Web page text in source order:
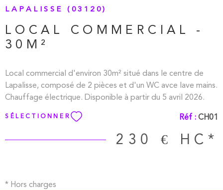
LAPALISSE (03120)
LOCAL COMMERCIAL -
30M²
Local commercial d'environ 30m² situé dans le centre de
Lapalisse, composé de 2 pièces et d'un WC avce lave mains.
Chauffage électrique. Disponible à partir du 5 avril 2026.
SÉLECTIONNER Réf : CH01
230 € HC*
* Hors charges